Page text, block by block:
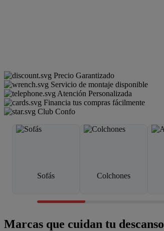
Precio Garantizado
Servicio de montaje disponible
Atención Personalizada
Financia tus compras fácilmente
Club Confo
Sofás Colchones
Marcas que cuidan tu descanso